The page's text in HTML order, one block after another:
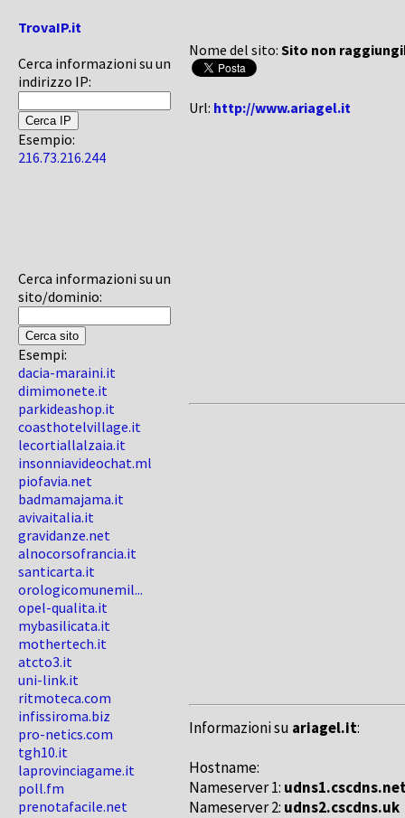
TrovaIP.it
Cerca informazioni su un
indirizzo IP:
Esempio:
216.73.216.244
Cerca informazioni su un
sito/dominio:
Esempi:
dacia-maraini.it
dimimonete.it
parkideashop.it
coasthotelvillage.it
lecortiallalzaia.it
insonniavideochat.ml
piofavia.net
badmamajama.it
avivaitalia.it
gravidanze.net
alnocorsofrancia.it
santicarta.it
orologicomunemil...
opel-qualita.it
mybasilicata.it
mothertech.it
atcto3.it
uni-link.it
ritmoteca.com
infissiroma.biz
pro-netics.com
tgh10.it
laprovinciagame.it
poll.fm
prenotafacile.net
Nome del sito: Sito non
Url: http://www.ariagel.it
Informazioni su ariagel.it:
Hostname:
Nameserver 1:
Nameserver 2: udns2.cscdns.uk